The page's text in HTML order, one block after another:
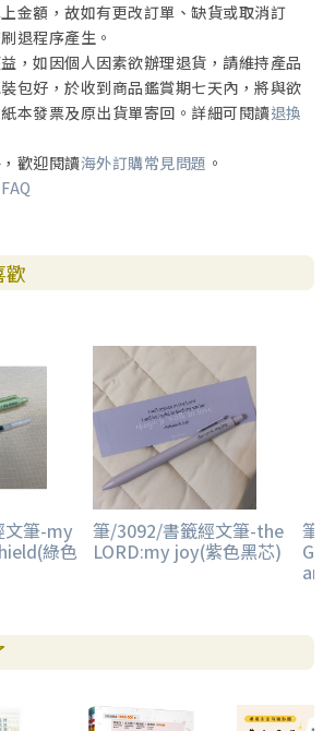
金額，故如有更改訂單、缺貨或取消訂
退程序產生。
，如因個人因素欲辦理退貨，請維持產品
包好，於收到商品鑑賞期七天內，將與欲
本發票及原出貨單寄回。詳細可閱讀退換
歡迎閱讀海外訂購常見問題 。
歡
文筆-my
綠色
筆/3092/書籤經文筆-the
LORD:my joy(紫色黑芯)
筆/